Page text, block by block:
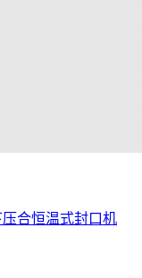
合恒温式封口机